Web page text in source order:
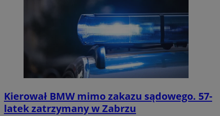
Kierował BMW mimo zakazu sądowego. 57-
latek zatrzymany w Zabrzu